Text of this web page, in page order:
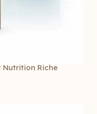
Riche